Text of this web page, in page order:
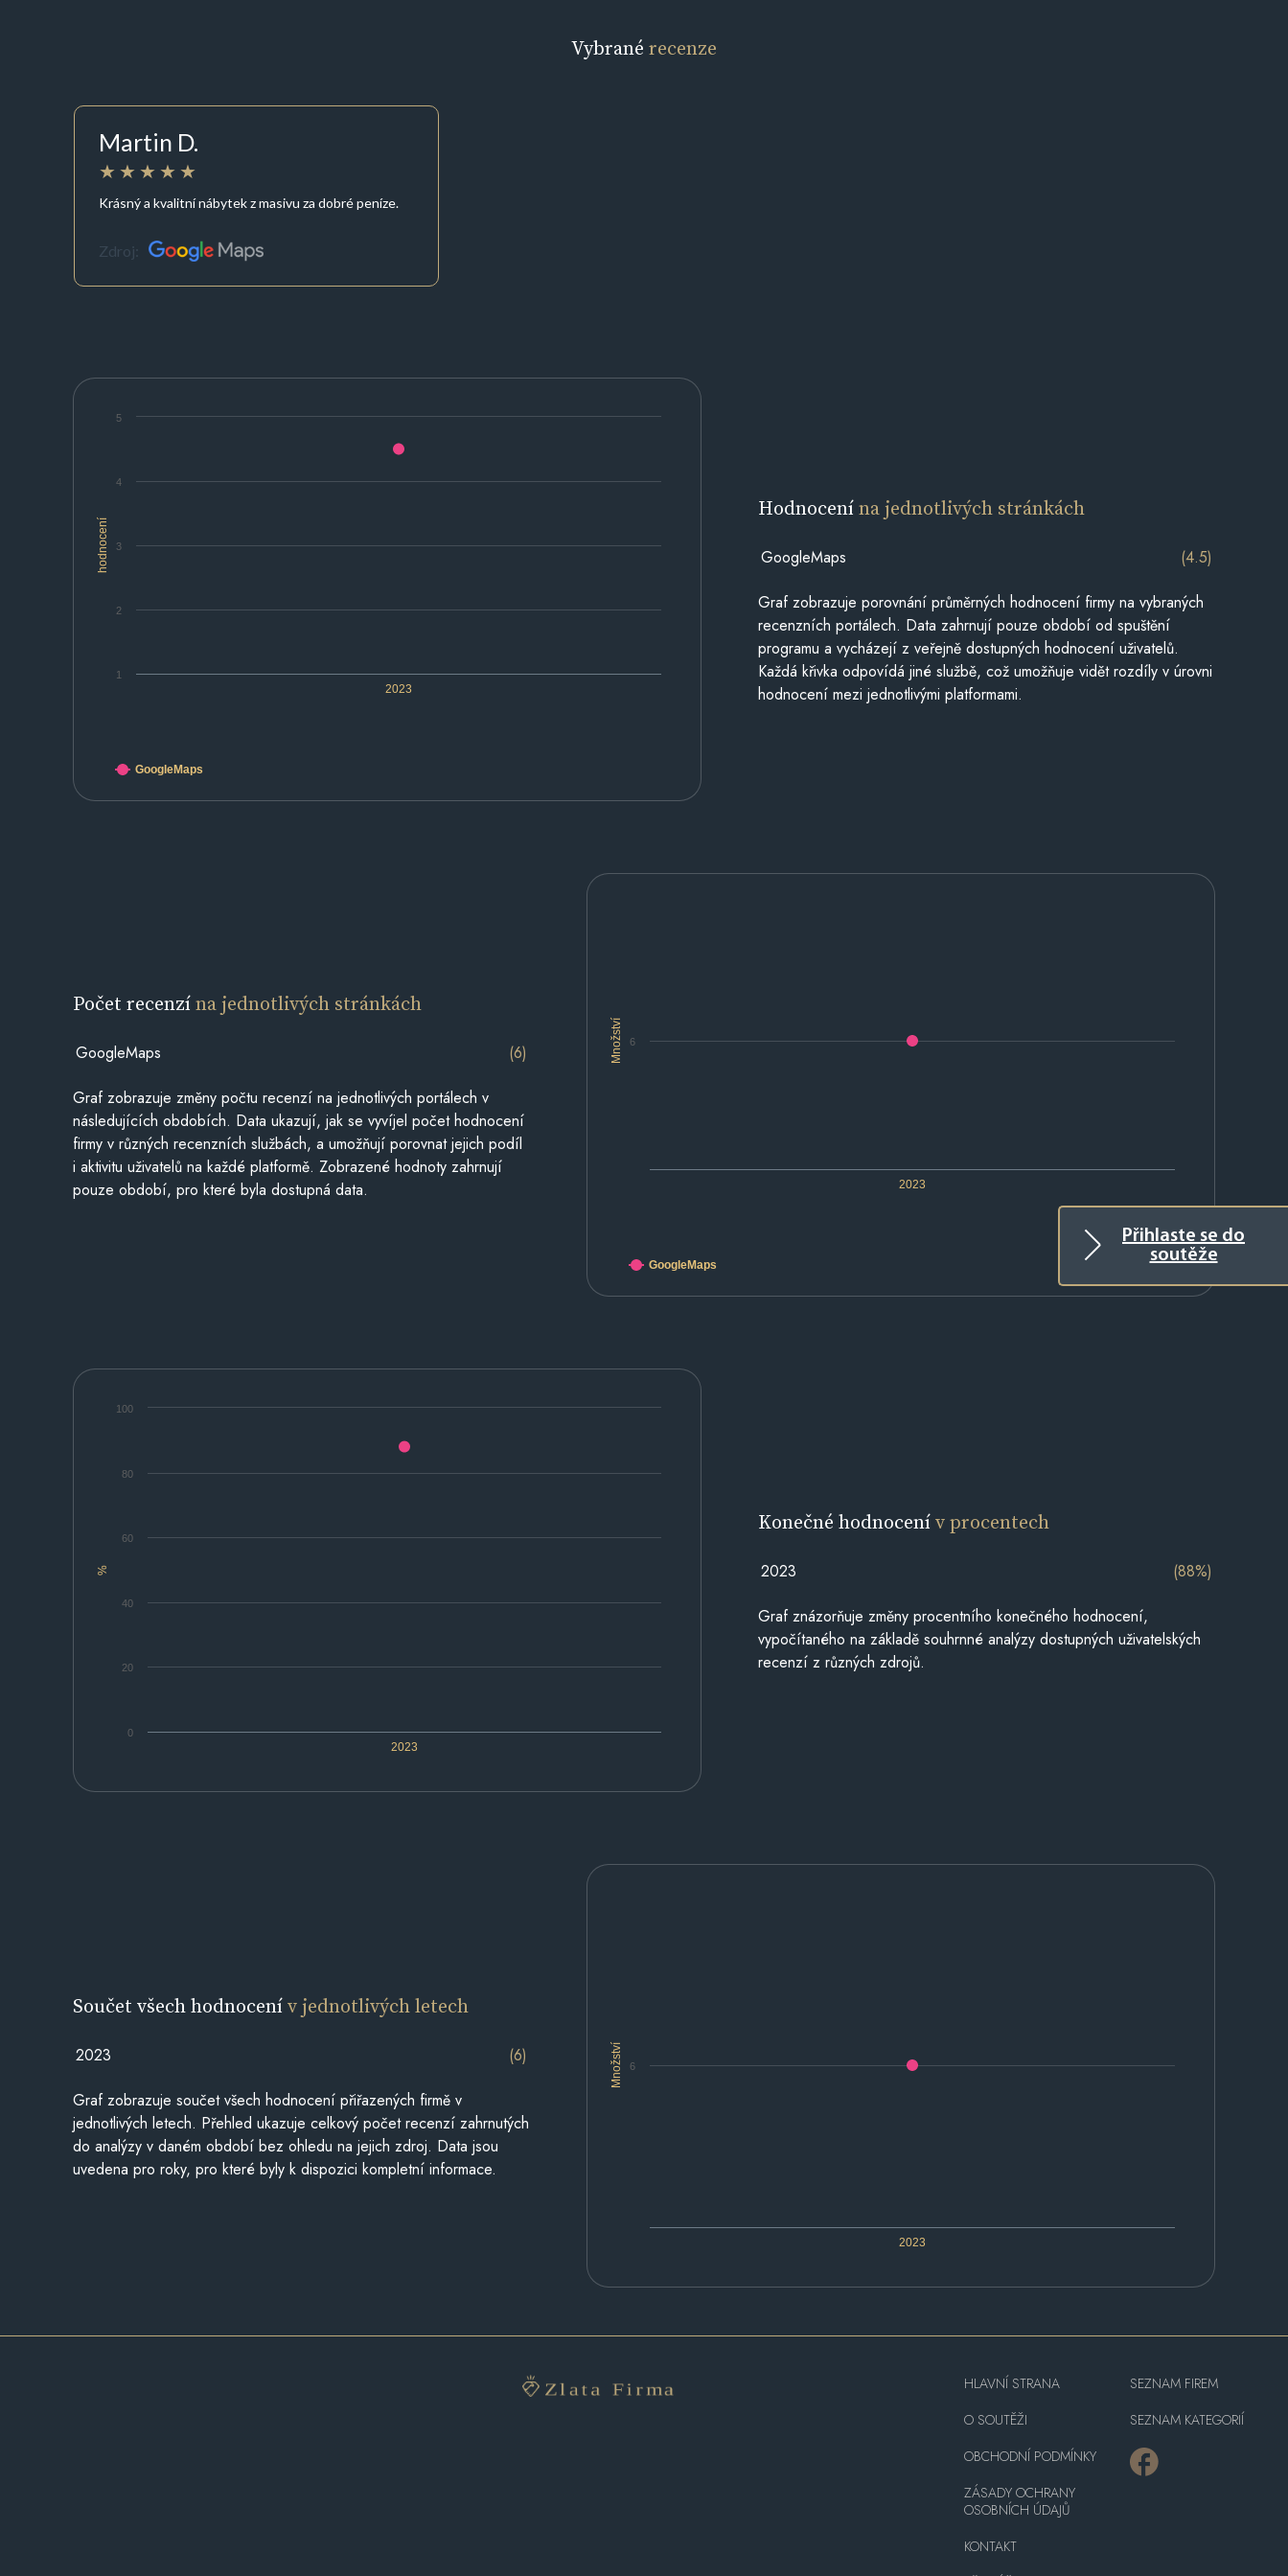
Přihlaste se do
soutěže
Vybrané recenze
Martin D.
Krásný a kvalitní nábytek z masivu za dobré peníze.
Zdroj:
hodnocení
2023
1
2
3
4
5
GoogleMaps
Hodnocenína jednotlivých stránkách
GoogleMaps (4.5)
Graf zobrazuje porovnání průměrných hodnocení firmy na vybraných
recenzních portálech. Data zahrnují pouze období od spuštění
programu a vycházejí z veřejně dostupných hodnocení uživatelů.
Každá křivka odpovídá jiné službě, což umožňuje vidět rozdíly v úrovni
hodnocení mezi jednotlivými platformami.
Množství
2023
6
GoogleMaps
Počet recenzína jednotlivých stránkách
GoogleMaps (6)
Graf zobrazuje změny počtu recenzí na jednotlivých portálech v
následujících obdobích. Data ukazují, jak se vyvíjel počet hodnocení
firmy v různých recenzních službách, a umožňují porovnat jejich podíl
i aktivitu uživatelů na každé platformě. Zobrazené hodnoty zahrnují
pouze období, pro které byla dostupná data.
%
2023
0
20
40
60
80
100
Konečné hodnocenív procentech
2023 (88%)
Graf znázorňuje změny procentního konečného hodnocení,
vypočítaného na základě souhrnné analýzy dostupných uživatelských
recenzí z různých zdrojů.
Množství
2023
6
Součet všech hodnocenív jednotlivých letech
2023 (6)
Graf zobrazuje součet všech hodnocení přiřazených firmě v
jednotlivých letech. Přehled ukazuje celkový počet recenzí zahrnutých
do analýzy v daném období bez ohledu na jejich zdroj. Data jsou
uvedena pro roky, pro které byly k dispozici kompletní informace.
HLAVNÍ STRANA
O SOUTĚŽI
OBCHODNÍ PODMÍNKY
ZÁSADY OCHRANY
OSOBNÍCH ÚDAJŮ
KONTAKT
SEZNAM FIREM
SEZNAM KATEGORIÍ